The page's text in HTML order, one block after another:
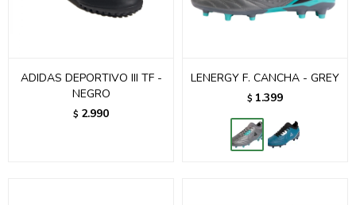
ADIDAS DEPORTIVO III TF -
NEGRO
$ 2.990
LENERGY F. CANCHA - GREY
$ 1.399